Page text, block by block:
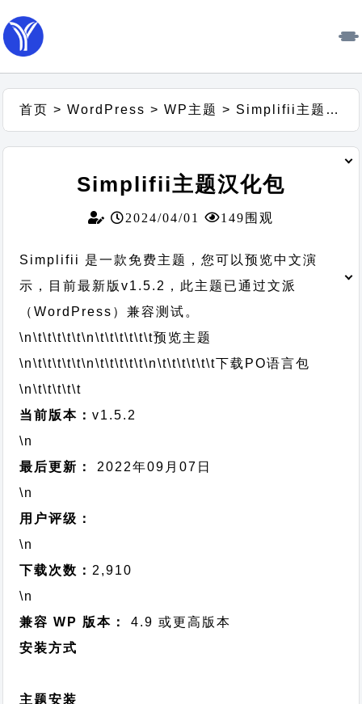
首页 >WordPress >WP主题 > Simplifii主题汉化包
Simplifii主题汉化包
2024/04/01 149围观
Simplifii 是一款免费主题，您可以预览中文演
示，目前最新版v1.5.2，此主题已通过文派
（WordPress）兼容测试。
\n\t\t\t\t\t\n\t\t\t\t\t\t预览主题
\n\t\t\t\t\t\n\t\t\t\t\t\n\t\t\t\t\t\t下载PO语言包
\n\t\t\t\t\t
当前版本：v1.5.2
\n
最后更新：
2022年09月07日
\n
用户评级：
\n
下载次数： 2,910
\n
兼容 WP 版本：
4.9 或更高版本
安装方式
主题安装